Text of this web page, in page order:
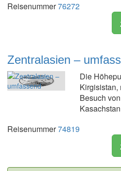
Reisenummer76272
Zentralasien –
Die
Kirgisistan,
Besuch
Kasachstan
Reisenummer74819